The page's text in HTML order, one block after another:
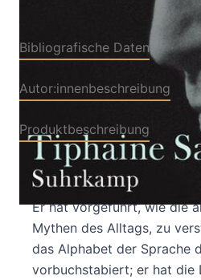
Bibliografische Daten
Autor:innenbeschreibung
Produktbeschreibung
Roland Barthes hat die
Hälfte des 20.
Er hat vorgeführt, wie die
Mythen des Alltags, zu
das Alphabet der Sprache
vorbuchstabiert; er hat die